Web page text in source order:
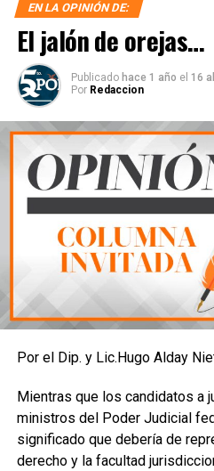
EN LA OPINIÓN DE:
El jalón de orejas…
Publicado hace 1 año el 16
Por Redaccion
Por el Dip. y Lic.Hugo Alday
Mientras que los candidatos a
ministros del Poder Judicial
significado que debería de
derecho y la facultad